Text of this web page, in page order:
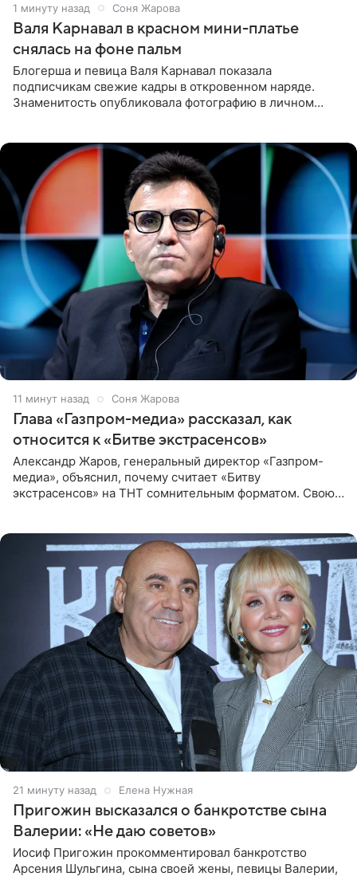
1 минуту назад Соня Жарова
Валя Карнавал в красном мини-платье
снялась на фоне пальм
Блогерша и певица Валя Карнавал показала
подписчикам свежие кадры в откровенном наряде.
Знаменитость опубликовала фотографию в личном
11 минут назад Соня Жарова
Глава «Газпром-медиа» рассказал, как
относится к «Битве экстрасенсов»
Александр Жаров, генеральный директор «Газпром-
медиа», объяснил, почему считает «Битву
экстрасенсов» на ТНТ сомнительным форматом. Свою
21 минуту назад Елена Нужная
Пригожин высказался о банкротстве сына
Валерии: «Не даю советов»
Иосиф Пригожин прокомментировал банкротство
Арсения Шульгина, сына своей жены, певицы Валерии,